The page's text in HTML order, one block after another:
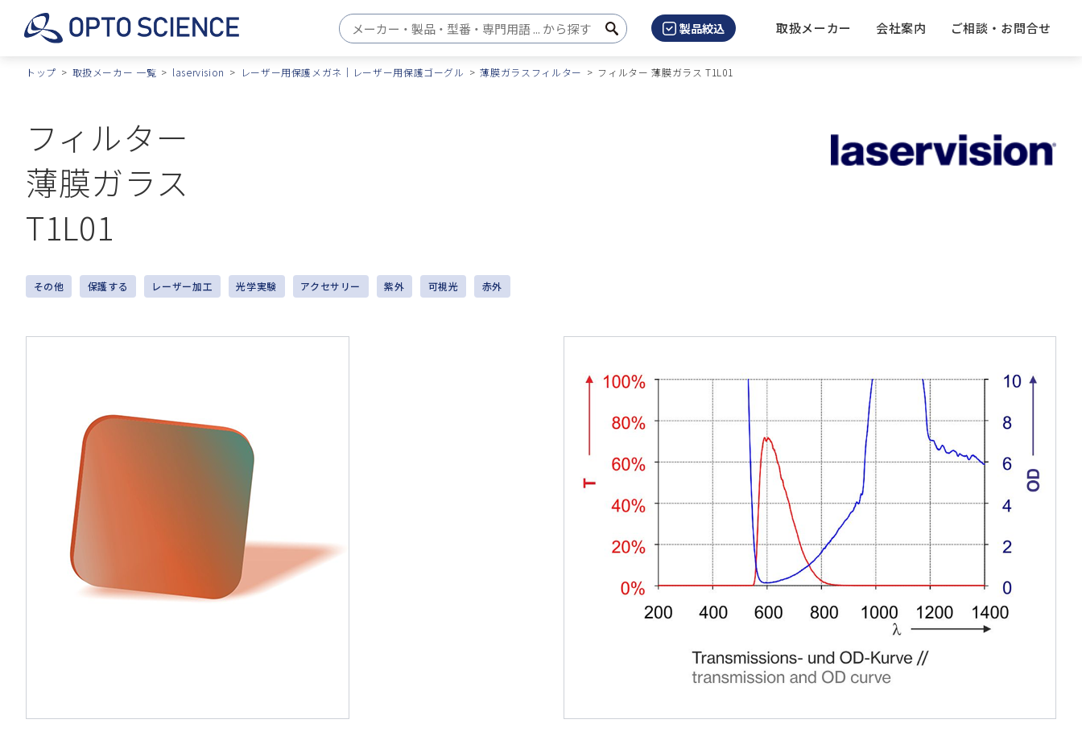
検索キーワード入力
検
製品絞込 取扱メーカー 会社案内 ご相談 ・ お問合せ
トップ 取扱メーカー 一覧 laservision レーザー用保護メガネ｜レーザー用保護ゴーグル 薄膜ガラスフィルター フィルター 薄膜ガラス T1L01
フィルター
薄膜ガラス
T1L01
その他 保護する レーザー加工 光学実験 アクセサリー 紫外 可視光 赤外